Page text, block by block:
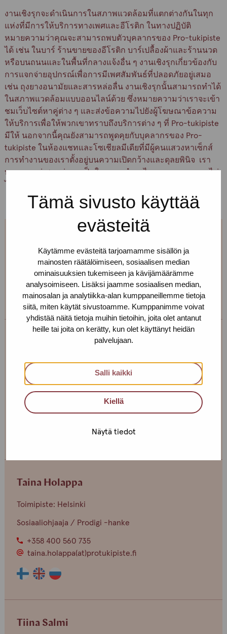
Tämä sivusto käyttää
evästeitä
Käytämme evästeitä tarjoamamme sisällön ja
mainosten räätälöimiseen, sosiaalisen median
ominaisuuksien tukemiseen ja kävijämäärämme
analysoimiseen. Lisäksi jaamme sosiaalisen median,
mainosalan ja analytiikka-alan kumppaneillemme tietoja
siitä, miten käytät sivustoamme. Kumppanimme voivat
yhdistää näitä tietoja muihin tietoihin, joita olet antanut
heille tai joita on kerätty, kun olet käyttänyt heidän
palvelujaan.
Salli kaikki
Kiellä
Näytä tiedot
งานเชิงรุกจะดำเนินการในสภาพแวดล้อมที่แตกต่างกันในทุก
แห่งที่มีการให้บริการทางเพศและอีโรติก ในทางปฏิบัติ
หมายความว่าคุณจะสามารถพบตัวบุคลากรของ Pro-tukipiste
ได้ เช่น ในบาร์ ร้านขายของอีโรติก บาร์เปลื้องผ้าและร้านนวด
หรือบนถนนและในพื้นที่กลางแจ้งอื่น ๆ งานเชิงรุกเกี่ยวข้องกับ
การแจกจ่ายอุปกรณ์เพื่อการมีเพศสัมพันธ์ที่ปลอดภัยอยู่เสมอ
เช่น ถุงยางอนามัยและสารหล่อลื่น งานเชิงรุกนั้นสามารถทำได้
ในสภาพแวดล้อมแบบออนไลน์ด้วย ซึ่งหมายความว่าเราจะเข้า
ชมเว็บไซต์หาคู่ต่าง ๆ และส่งข้อความไปยังผู้โฆษณาข้อความ
ให้บริการเพื่อให้พวกเขาทราบถึงบริการต่าง ๆ ที่ Pro-tukipiste
มีให้ นอกจากนี้คุณยังสามารถพูดคุยกับบุคลากรของ Pro-
tukipiste ในห้องแชทและโซเชียลมีเดียที่มีผู้คนแสวงหาเซ็กส์
การทำงานของเราตั้งอยู่บนความเปิดกว้างและดุลยพินิจ เรา
บอกคุณอยู่เสมอว่าเราเป็นใครและทำอะไร และงานของเราไม่
ไปรบกวนผู้ใด
คุณต้องการทราบข้อมูลเพิ่มเติม พูดคุย หรือต้องการให้
เราไปพบคุณในที่ทำงานของคุณหรือไม่? โทรหรือส่ง
ข้อความหาเรา!
Toimipiste: Helsinki
Sosiaaliohjaaja
anna.salvatierra(at)protukipiste.fi
Taina Holappa
Toimipiste: Helsinki
Sosiaaliohjaaja / Prodigi -hanke
+358 400 560 735
taina.holappa(at)protukipiste.fi
Henkilön
kieli
Henkilön
kieli
Henkilön
kieli
Tiina Salmi